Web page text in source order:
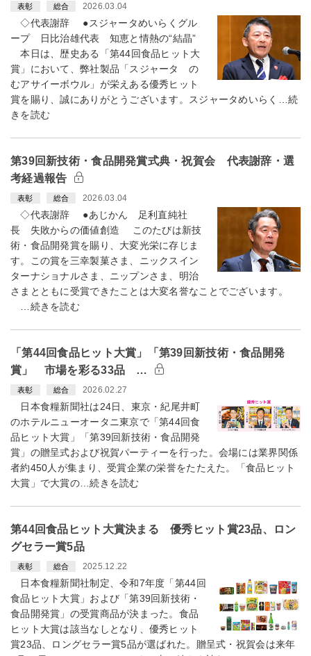
表彰 総合 2026.03.04
◇代表謝辞 ●スジャータめいらくグル
ープ 日比治雄代表 知恵と情熱の“結晶”
本日は、歴史ある「第44回食品ヒット大
賞」において、弊社製品「スジャータ の
むアサイーボウル」が栄えある優秀ヒット
賞を賜り、誠にありがとうございます。スジャータめいらく…続
きを読む
第39回新技術・食品開発賞式典・祝賀会 代表謝辞・選
考経過報告
表彰 総合 2026.03.04
◇代表謝辞 ●あじかん 足利直純社
長 失敗からの価値創造 このたびは新技
術・食品開発賞を賜り、大変光栄に存じま
す。この賞を三幸製菓さま、ニックスイン
ターナショナルさま、ニップンさま、明治
さまとともに受賞できたことは大変名誉なことでございます。
…続きを読む
「第44回食品ヒット大賞」「第39回新技術・食品開発
賞」 市場を彩る33品 …
表彰 総合 2026.02.27
日本食糧新聞社は24日、東京・紀尾井町
のホテルニューオータニ東京で「第44回食
品ヒット大賞」「第39回新技術・食品開発
賞」の贈呈式および祝賀パーティーを行った。会場には業界関係
者約450人が集まり、受賞企業の栄誉をたたえた。「食品ヒット
大賞」で大賞の…続きを読む
第44回食品ヒット大賞決まる 優秀ヒット賞23品、ロン
グセラー賞5品
表彰 総合 2025.12.22
日本食糧新聞社制定、令和7年度「第44回
食品ヒット大賞」および「第39回新技術・
食品開発賞」の受賞商品が決まった。食品
ヒット大賞は該当なしとなり、優秀ヒット
賞23品、ロングセラー賞5品が選ばれた。贈呈式・祝賀会は来年